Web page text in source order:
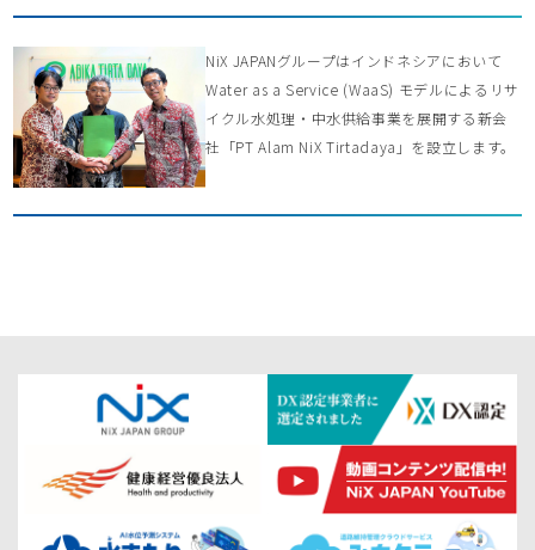
NiX JAPANグループはインドネシアにおいて
Water as a Service (WaaS) モデルによるリサ
イクル水処理・中水供給事業を展開する新会
社「PT Alam NiX Tirtadaya」を設立します。